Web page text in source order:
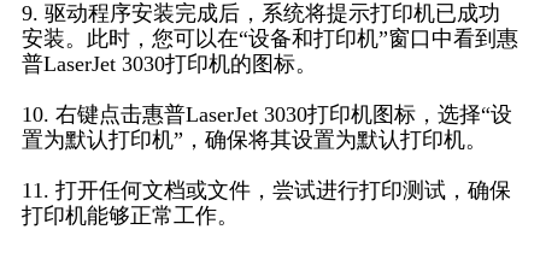
9. 驱动程序安装完成后，系统将提示打印机已成功
安装。此时，您可以在“设备和打印机”窗口中看到惠
普LaserJet 3030打印机的图标。
10. 右键点击惠普LaserJet 3030打印机图标，选择“设
置为默认打印机”，确保将其设置为默认打印机。
11. 打开任何文档或文件，尝试进行打印测试，确保
打印机能够正常工作。